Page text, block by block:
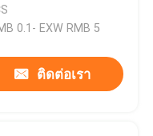
0.1- EXW RMB 5
ติดต่อเรา